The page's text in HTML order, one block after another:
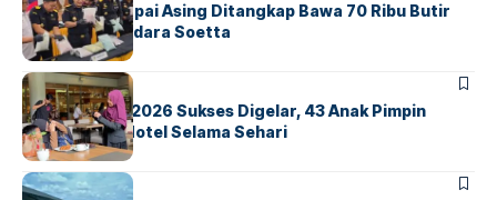
Kopilot Maskapai Asing Ditangkap Bawa 70 Ribu Butir
Ekstasi di Bandara Soetta
BERITAINDEX
GM For A Day 2026 Sukses Digelar, 43 Anak Pimpin
Operasional Hotel Selama Sehari
BANDARA BERITA